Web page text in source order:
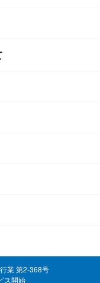
業 第2-368号
ス開始